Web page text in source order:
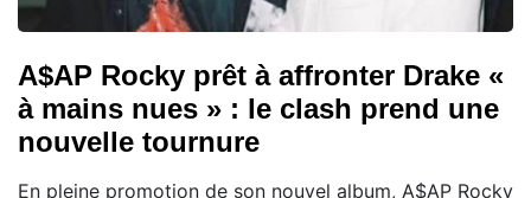
A$AP Rocky prêt à affronter Drake «
à mains nues » : le clash prend une
nouvelle tournure
En pleine promotion de son nouvel album, A$AP Rocky